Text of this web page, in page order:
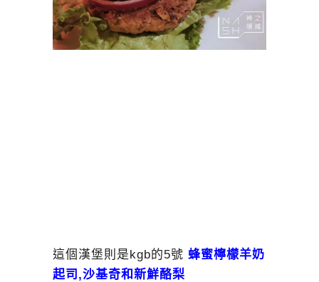
這個漢堡則是kgb的5號 蜂蜜檸檬羊奶
起司,沙基奇和新鮮酪梨